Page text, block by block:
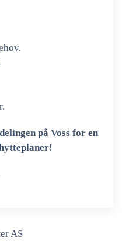
på Voss for en